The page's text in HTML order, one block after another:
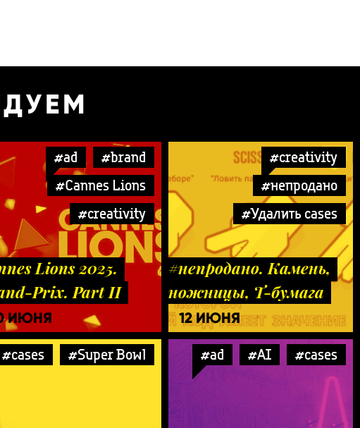
#ad
#brand
#Cannes Lions
#creativity
Lions 2025.
Prix. Part II
ИЮНЯ
#creativity
#непродано
#Удалить cases
#непродано. Камень,
ножницы, Т-бумага
12 ИЮНЯ
#cases #Super Bowl #ad #AI #cases